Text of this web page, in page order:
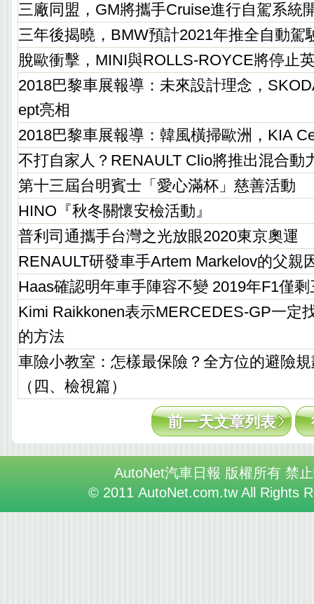
三廠同盟，GM將攜手Cruise進行自駕系統
三年後揭曉，BMW預計2021年推全自動駕
脫歐衝擊，MINI與ROLLS-ROYCE將停止
2018巴黎車展報導：未來設計理念，
ept亮相
2018巴黎車展報導：韓風橫掃歐洲，KIA
不打自家人？RENAULT Clio將推出混合動
第十三屆台明賓士「愛心滿杯」慈善活動
HINO『秋冬關懷安檢活動』
普利司通攜手台灣之光放眼2020東京奧運
RENAULT研發車手Artem Markelov的父親
Haas確認明年車手陣容不變 2019年F1僅
Kimi Raikkonen表示MERCEDES-GP一定
的方法
車險小教室：怎樣最保險？全方位的避險
（四、檢視篇）
前一天文章列表
AutoNet汽車日報 版權所有 禁
© 2011 AutoNet.com.tw All Rights